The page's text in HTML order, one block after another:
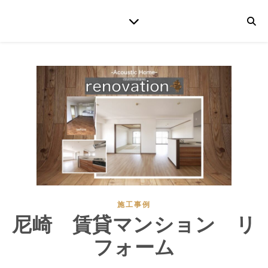
施工事例
尼崎 賃貸マンション リ
フォーム